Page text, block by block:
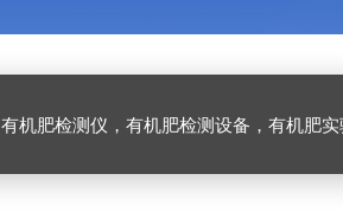
有机肥检测仪，有机肥检测设备，有机肥实验室设备，生物有